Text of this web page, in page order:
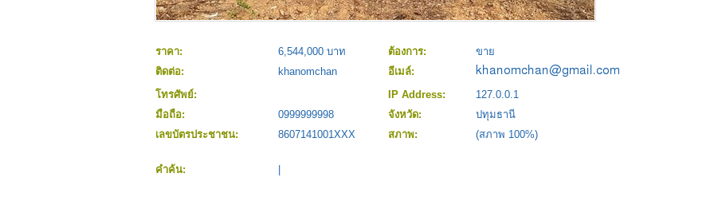
ราคา: 6,544,000 บาท ต้องการ:
ขาย
ติดต่อ:
khanomchan
อีเมล์:
โทรศัพย์:
IP Address:
127.0.0.1
มือถือ:
0999999998 จังหวัด:
ปทุมธานี
เลขบัตรประชาชน:
8607141001XXX สภาพ: (สภาพ 100%)
คำค้น: